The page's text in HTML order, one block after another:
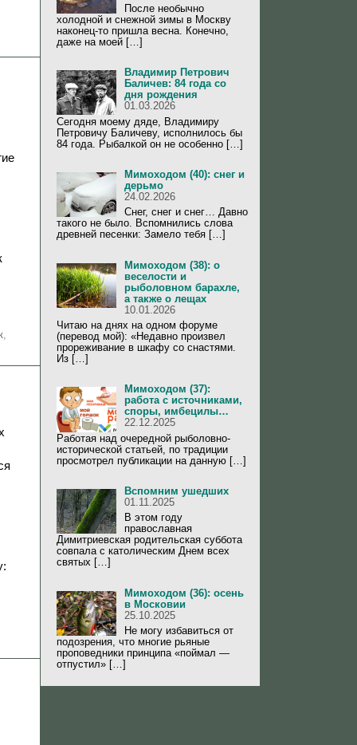
,
После необычно
холодной и снежной зимы в Москву
наконец-то пришла весна. Конечно,
даже на моей […]
Владимир Петрович
Баличев: 84 года со
дня рождения
01.03.2026
Сегодня моему дяде, Владимиру
Петровичу Баличеву, исполнилось бы
84 года. Рыбалкой он не особенно […]
Мимоходом (40): снег и
дерьмо
24.02.2026
Снег, снег и снег… Давно
такого не было. Вспомнились слова
древней песенки: Замело тебя […]
Мимоходом (38): о
веселости и
рыболовном барахле,
а также о лещах
10.01.2026
Читаю на днях на одном форуме
(перевод мой): «Недавно произвел
прореживание в шкафу со снастями.
Из […]
Мимоходом (37):
работа с источниками,
споры, имбецилы…
22.12.2025
Работая над очередной рыболовно-
исторической статьей, по традиции
просмотрел публикации на данную […]
Вспомним ушедших
01.11.2025
В этом году
православная
Димитриевская родительская суббота
совпала с католическим Днем всех
святых […]
Мимоходом (36): осень
в Московии
25.10.2025
Не могу избавиться от
подозрения, что многие рьяные
проповедники принципа «поймал —
отпустил» […]